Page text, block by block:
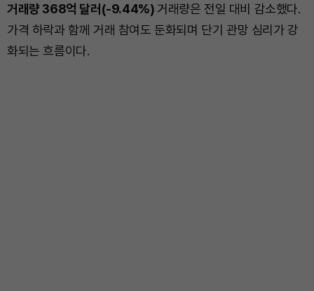
거래량 368억 달러(-9.44%)거래량은 전일 대비 감소했다.
가격 하락과 함께 거래 참여도 둔화되며 단기 관망 심리가 강
화되는 흐름이다.